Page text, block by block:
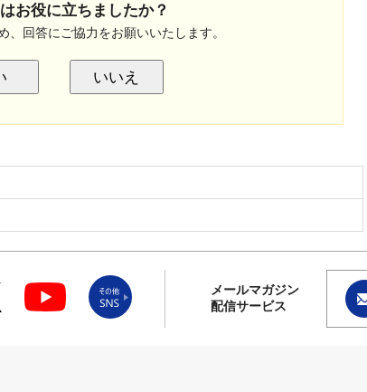
お役に立ちましたか？
、回答にご協力をお願いいたします。
いいえ
メールマガジン
配信サービス